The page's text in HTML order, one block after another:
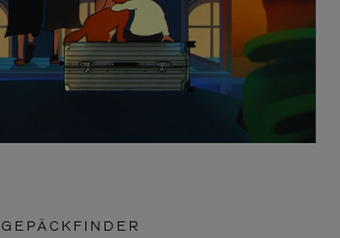
GEPÄCKFINDER